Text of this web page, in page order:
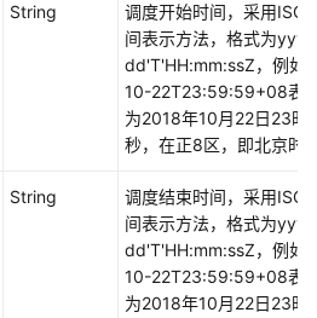
String
调度开始时间，采用ISO
间表示方法，格式为
dd'T'HH:mm:ssZ，例如
10-22T23:59:59+08表
为2018年10月22日23时
秒，在正8区，即北京时
String
调度结束时间，采用ISO
间表示方法，格式为
dd'T'HH:mm:ssZ，例如
10-22T23:59:59+08表
为2018年10月22日23时